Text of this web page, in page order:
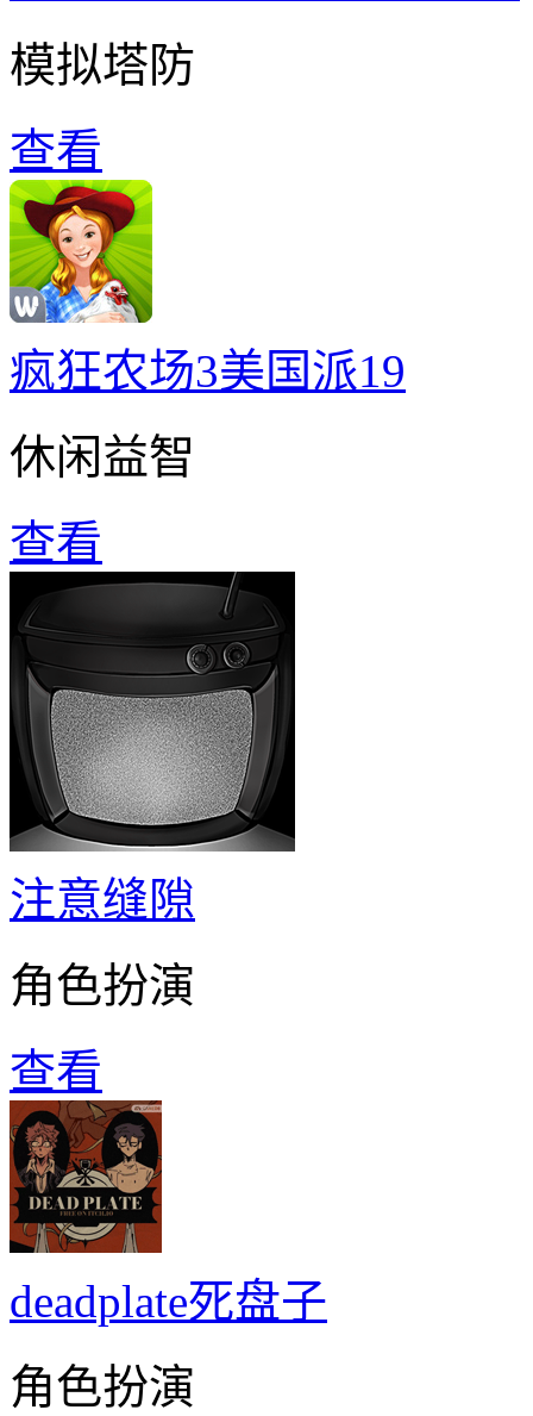
模拟塔防
查看
疯狂农场3美国派19
休闲益智
查看
注意缝隙
角色扮演
查看
deadplate死盘子
角色扮演